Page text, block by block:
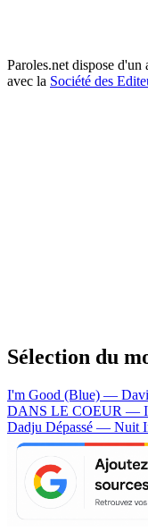
Paroles.net dispose d'un
avec la Société des
Sélection du
I'm Good (Blue) —
DANS LE COEUR —
Dadju Dépassé — Nuit